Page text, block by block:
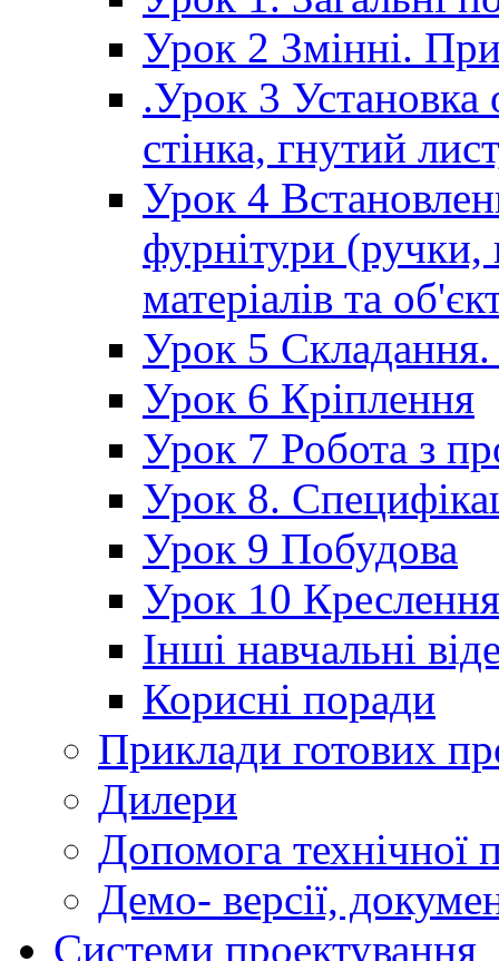
Урок 2 Змінні.
.Урок 3 Установка
стінка, гнутий
Урок 4
фурнітури (ручки,
матеріалів та
Урок 5
Урок 6 Кріплення
Урок 7 Робота з
Урок 8.
Урок 9 Побудова
Урок 10 Креслення
Інші навчальні
Корисні поради
Приклади готових
Дилери
Допомога технічної
Демо- версії,
Системи проектування